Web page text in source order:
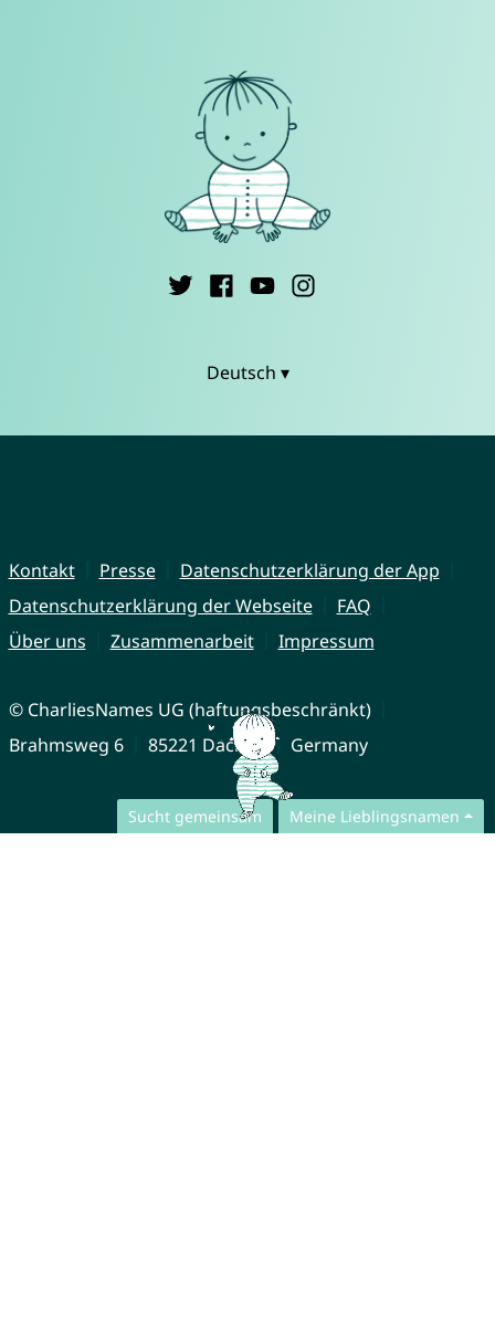
Sucht gemeinsam Meine Lieblingsnamen
Deutsch ▾
Kontakt Presse
Datenschutzerklärung der App
Datenschutzerklärung der Webseite
FAQ
Über uns
Zusammenarbeit Impressum
© CharliesNames UG (haftungsbeschränkt)
Brahmsweg 6
85221 Dachau Germany